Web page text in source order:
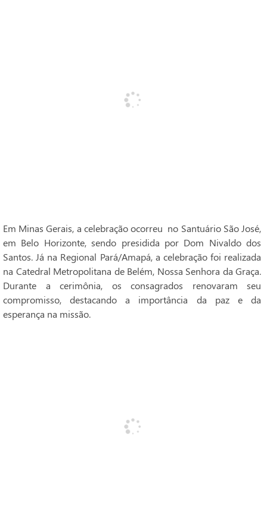
Em Minas Gerais, a celebração ocorreu no Santuário São José,
em Belo Horizonte, sendo presidida por Dom Nivaldo dos
Santos. Já na Regional Pará/Amapá, a celebração foi realizada
na Catedral Metropolitana de Belém, Nossa Senhora da Graça.
Durante a cerimônia, os consagrados renovaram seu
compromisso, destacando a importância da paz e da
esperança na missão.